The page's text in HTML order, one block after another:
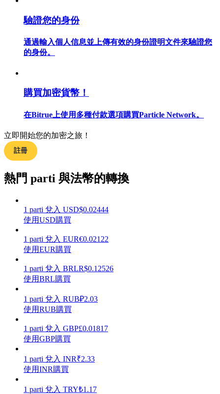
交易策略
學習如何保持盈利
使您的資產穩定增值
驗證您的身份
通過輸入個人信息並上傳有效的身份證明文件來驗證您
的身份。
購買加密貨幣！
在Bitrue上使用多種付款選項購買Particle Network。
立即開始您的加密之旅！
註冊
熱門 parti 與法幣的轉換
1 parti 兌入 USD$0.02444
使用USD購買
1 parti 兌入 EUR€0.02122
使用EUR購買
1 parti 兌入 BRLR$0.12526
使用BRL購買
1 parti 兌入 RUB₽2.03
使用RUB購買
1 parti 兌入 GBP£0.01817
使用GBP購買
1 parti 兌入 INR₹2.33
使用INR購買
1 parti 兌入 TRY₺1.17